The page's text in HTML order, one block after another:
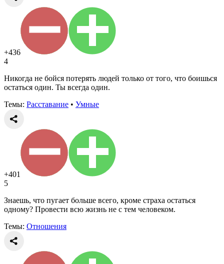
+436
4
Никогда не бойся потерять людей только от того, что боишься
остаться один. Ты всегда один.
Темы: Расставание • Умные
+401
5
Знаешь, что пугает больше всего, кроме страха остаться
одному? Провести всю жизнь не с тем человеком.
Темы: Отношения